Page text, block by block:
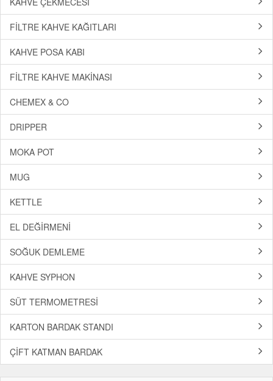
FİLTRE KAHVE KAĞITLARI
KAHVE POSA KABI
FİLTRE KAHVE MAKİNASI
CHEMEX & CO
DRIPPER
MOKA POT
MUG
KETTLE
EL DEĞİRMENİ
SOĞUK DEMLEME
KAHVE SYPHON
SÜT TERMOMETRESİ
KARTON BARDAK STANDI
ÇİFT KATMAN BARDAK